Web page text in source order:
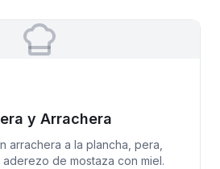
y Arrachera
arrachera a la plancha, pera,
de mostaza con miel.